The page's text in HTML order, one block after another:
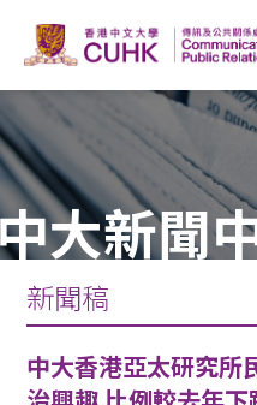
大新聞
新聞稿
中大香港亞太研究所